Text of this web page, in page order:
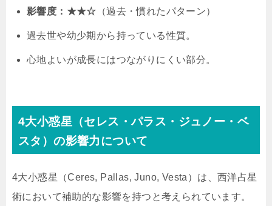
影響度：★★☆ （過去・慣れたパターン）
過去世や幼少期から持っている性質。
心地よいが成長にはつながりにくい部分。
4大小惑星（セレス・パラス・ジュノー・ベ
スタ）の影響力について
4大小惑星（Ceres, Pallas, Juno, Vesta）は、西洋占星
術において補助的な影響を持つと考えられています。